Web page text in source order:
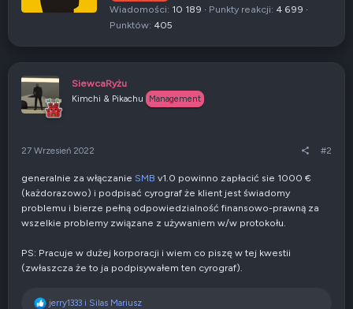
a
n
z
e
Wiadomości 10 189 Punkty reakcji 4 699
Punktów 405
SiewcaRyżu
Kimchi & Pikachu Management
27 Wrzesień 2022 #2
generalnie za włączanie SMB v1.0 powinno zapłacić sie 1000 €
(każdorazowo) i podpisać cyrograf że klient jest świadomy
problemu i bierze pełną odpowiedzialność finansowo-prawną za
wszelkie problemy związane z używaniem w/w protokołu.
PS: Pracuje w dużej korporacji i wiem co piszę w tej kwestii
(zwłaszcza że to ja podpisywałem ten cyrograf).
R
jerry1333 i Silas Mariusz